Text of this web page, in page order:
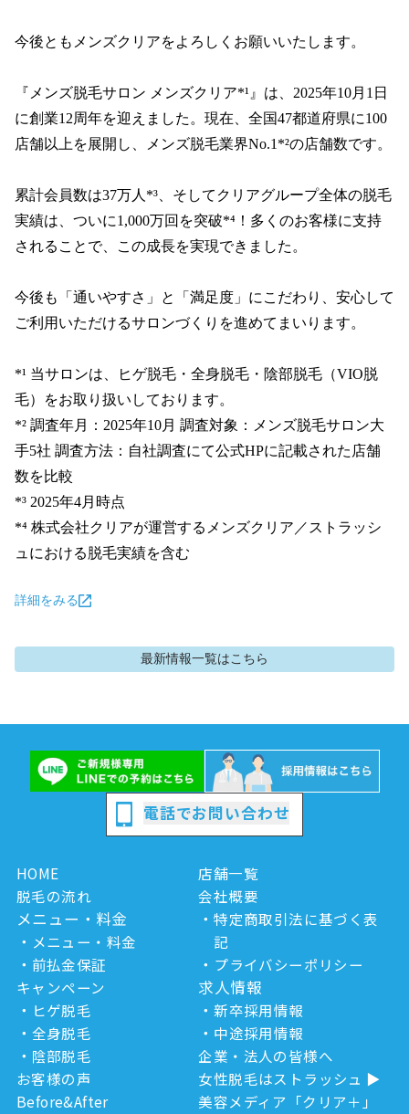
今後ともメンズクリアをよろしくお願いいたします。
『メンズ脱毛サロン メンズクリア*¹』は、2025年10月1日
に創業12周年を迎えました。現在、全国47都道府県に100
店舗以上を展開し、メンズ脱毛業界No.1*²の店舗数です。
累計会員数は37万人*³、そしてクリアグループ全体の脱毛
実績は、ついに1,000万回を突破*⁴！多くのお客様に支持
されることで、この成長を実現できました。
今後も「通いやすさ」と「満足度」にこだわり、安心して
ご利用いただけるサロンづくりを進めてまいります。
*¹ 当サロンは、ヒゲ脱毛・全身脱毛・陰部脱毛（VIO脱
毛）をお取り扱いしております。
*² 調査年月：2025年10月 調査対象：メンズ脱毛サロン大
手5社 調査方法：自社調査にて公式HPに記載された店舗
数を比較
*³ 2025年4月時点
*⁴ 株式会社クリアが運営するメンズクリア／ストラッシ
ュにおける脱毛実績を含む
詳細をみる
最新情報一覧はこちら
電話でお問い合わせ
HOME
脱毛の流れ
メニュー・料金
メニュー・料金
前払金保証
キャンペーン
ヒゲ脱毛
全身脱毛
陰部脱毛
お客様の声
Before&After
店舗一覧
会社概要
特定商取引法に基づく表
記
プライバシーポリシー
求人情報
新卒採用情報
中途採用情報
企業・法人の皆様へ
女性脱毛はストラッシュ
美容メディア「クリア＋」